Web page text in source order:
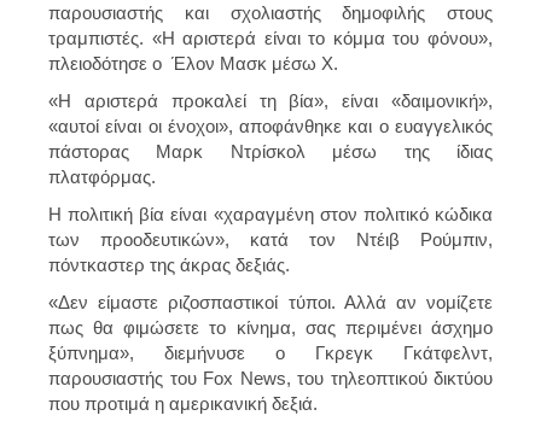
παρουσιαστής και σχολιαστής δημοφιλής στους
τραμπιστές. «Η αριστερά είναι το κόμμα του φόνου»,
πλειοδότησε ο Έλον Μασκ μέσω X.
«Η αριστερά προκαλεί τη βία», είναι «δαιμονική»,
«αυτοί είναι οι ένοχοι», αποφάνθηκε και ο ευαγγελικός
πάστορας Μαρκ Ντρίσκολ μέσω της ίδιας
πλατφόρμας.
Η πολιτική βία είναι «χαραγμένη στον πολιτικό κώδικα
των προοδευτικών», κατά τον Ντέιβ Ρούμπιν,
πόντκαστερ της άκρας δεξιάς.
«Δεν είμαστε ριζοσπαστικοί τύποι. Αλλά αν νομίζετε
πως θα φιμώσετε το κίνημα, σας περιμένει άσχημο
ξύπνημα», διεμήνυσε ο Γκρεγκ Γκάτφελντ,
παρουσιαστής του Fox News, του τηλεοπτικού δικτύου
που προτιμά η αμερικανική δεξιά.